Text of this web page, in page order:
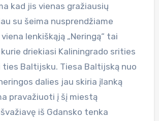
kad jis vienas gražiausių
su šeima nusprendžiame
lenkiškąją „Neringą“ tai
driekiasi Kaliningrado srities
ties Baltijsku. Tiesa Baltijską nuo
dalies jau skiria įlanką
pravažiuoti į šį miestą
iš Gdansko tenka